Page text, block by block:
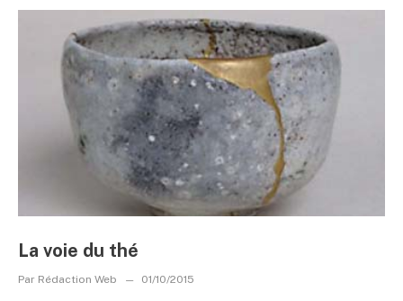
La voie du thé
Par Rédaction Web 01/10/2015